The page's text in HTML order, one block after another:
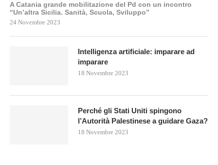
A Catania grande mobilitazione del Pd con un incontro
“Un’altra Sicilia. Sanità, Scuola, Sviluppo”
24 Novembre 2023
Intelligenza artificiale: imparare ad
imparare
18 Novembre 2023
Perché gli Stati Uniti spingono
l’Autorità Palestinese a guidare Gaza?
18 Novembre 2023